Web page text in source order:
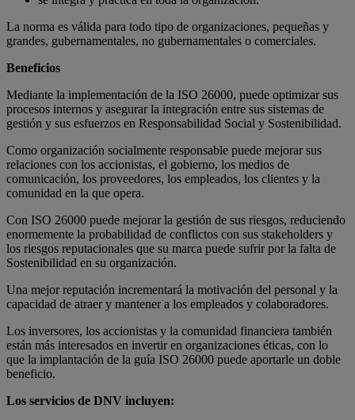
La norma es válida para todo tipo de organizaciones, pequeñas y
grandes, gubernamentales, no gubernamentales o comerciales.
Beneficios
Mediante la implementación de la ISO 26000, puede optimizar sus
procesos internos y asegurar la integración entre sus sistemas de
gestión y sus esfuerzos en Responsabilidad Social y Sostenibilidad.
Como organización socialmente responsable puede mejorar sus
relaciones con los accionistas, el gobierno, los medios de
comunicación, los proveedores, los empleados, los clientes y la
comunidad en la que opera.
Con ISO 26000 puede mejorar la gestión de sus riesgos, reduciendo
enormemente la probabilidad de conflictos con sus stakeholders y
los riesgos reputacionales que su marca puede sufrir por la falta de
Sostenibilidad en su organización.
Una mejor reputación incrementará la motivación del personal y la
capacidad de atraer y mantener a los empleados y colaboradores.
Los inversores, los accionistas y la comunidad financiera también
están más interesados en invertir en organizaciones éticas, con lo
que la implantación de la guía ISO 26000 puede aportarle un doble
beneficio.
Los servicios de DNV incluyen: